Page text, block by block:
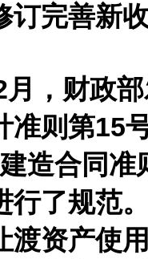
完善新收
，财政部
准则第
造合同
行了规范
渡资产使